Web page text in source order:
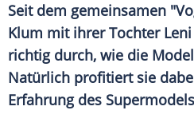
Seit dem gemeinsamen
Klum mit ihrer Tochter
richtig durch, wie die
Natürlich profitiert sie
Erfahrung des